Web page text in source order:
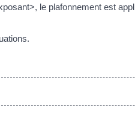
le plafonnement est